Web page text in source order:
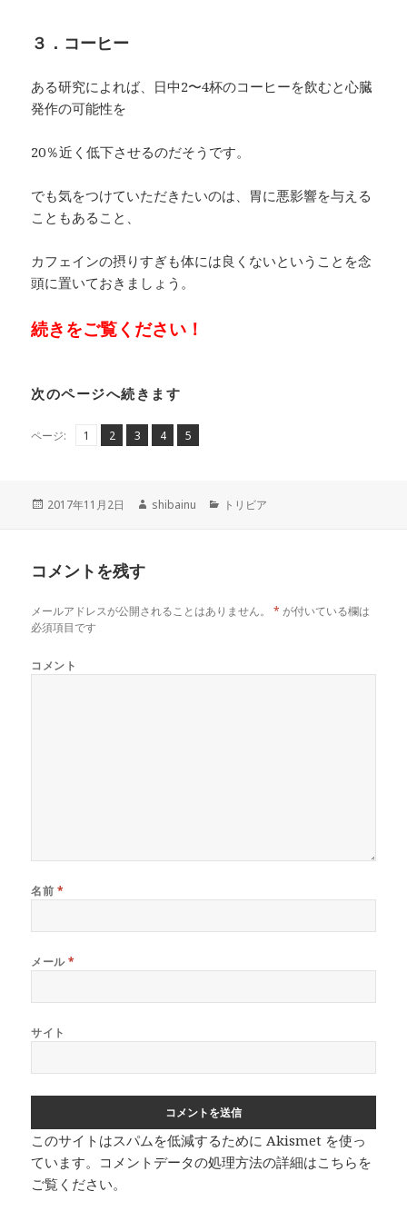
３．コーヒー
ある研究によれば、日中2〜4杯のコーヒーを飲むと心臓
発作の可能性を
20％近く低下させるのだそうです。
でも気をつけていただきたいのは、胃に悪影響を与える
こともあること、
カフェインの摂りすぎも体には良くないということを念
頭に置いておきましょう。
続きをご覧ください！
次のページへ続きます
ページ:
ペ1 ,
ペ
2 ,
ペ
3 ,
ペ
4 ,
ペ
5
投
2017年11月2日
作
shibainu
カ
トリビア
コメントを残す
メールアドレスが公開されることはありません。 * が付いている欄は
必須項目です
コメント
名前 *
メール*
サイト
このサイトはスパムを低減するために Akismet を使っ
ています。 コメントデータの処理方法の詳細はこちらを
ご覧ください。